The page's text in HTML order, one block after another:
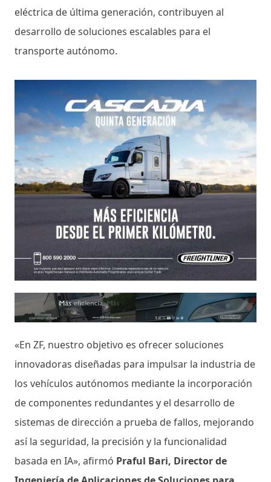
eléctrica de última generación, contribuyen al
desarrollo de soluciones escalables para el
transporte autónomo.
«En ZF, nuestro objetivo es ofrecer soluciones
innovadoras diseñadas para impulsar la industria de
los vehículos autónomos mediante la incorporación
de componentes redundantes y el desarrollo de
sistemas de dirección a prueba de fallos, mejorando
así la seguridad, la precisión y la funcionalidad
basada en IA», afirmó Praful Bari, Director de